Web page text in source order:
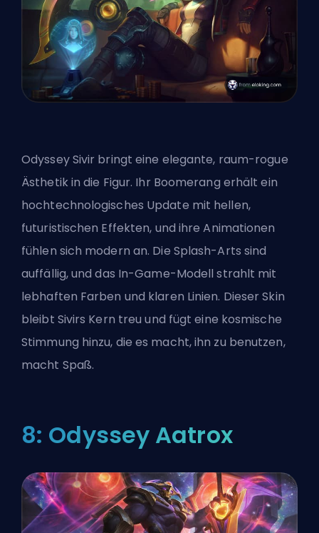
Odyssey Sivir bringt eine elegante, raum-rogue
Ästhetik in die Figur. Ihr Boomerang erhält ein
hochtechnologisches Update mit hellen,
futuristischen Effekten, und ihre Animationen
fühlen sich modern an. Die Splash-Arts sind
auffällig, und das In-Game-Modell strahlt mit
lebhaften Farben und klaren Linien. DieserSkin
bleibt Sivirs Kern treu und fügt eine kosmische
Stimmung hinzu, die es macht, ihn zu benutzen,
macht Spaß.
8: Odyssey Aatrox